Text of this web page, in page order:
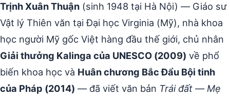
Trịnh Xuân Thuận (sinh 1948 tại Hà Nội) — Giáo sư
Vật lý Thiên văn tại Đại học Virginia (Mỹ), nhà khoa
học người Mỹ gốc Việt hàng đầu thế giới, chủ nhân
Giải thưởng Kalinga của UNESCO (2009) về phổ
biến khoa học và Huân chương Bắc Đẩu Bội tinh
của Pháp (2014) — đã viết văn bản Trái đất — Mẹ